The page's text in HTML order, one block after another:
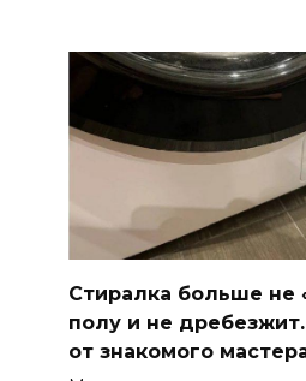
Стиралка больше не
полу и не
от знакомого